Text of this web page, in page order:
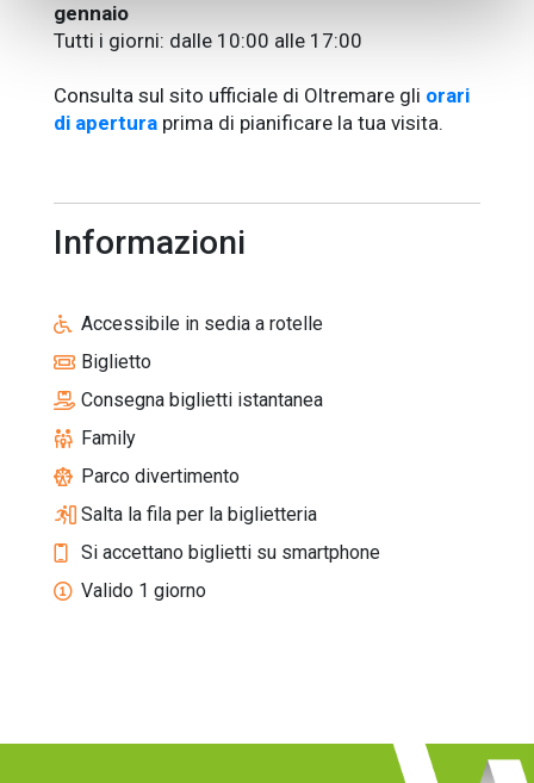
gennaio
Tutti i giorni: dalle 10:00 alle 17:00
Consulta sul sito ufficiale di Oltremare gli orari
di apertura prima di pianificare la tua visita.
Informazioni
Accessibile in sedia a rotelle
Biglietto
Consegna biglietti istantanea
Family
Parco divertimento
Salta la fila per la biglietteria
Si accettano biglietti su smartphone
Valido 1 giorno